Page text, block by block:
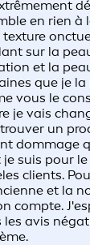
en rien à
sur la
et la
que je
vous le
je vais
un
dommage
suis pour
clients.
et la
compte.
avis